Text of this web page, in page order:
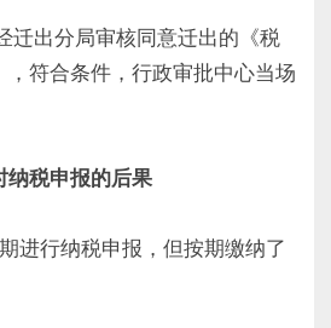
出分局审核同意迁出的《税
符合条件，行政审批中心当场
税申报的后果
行纳税申报，但按期缴纳了